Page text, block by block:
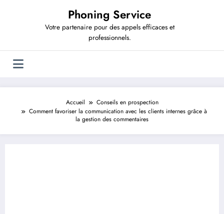
Phoning Service
Votre partenaire pour des appels efficaces et
professionnels.
Accueil
Conseils en prospection
Comment favoriser la communication avec les clients internes grâce à
la gestion des commentaires